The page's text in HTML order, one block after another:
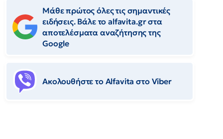
Μάθε πρώτος όλες τις σημαντικές
ειδήσεις. Βάλε το alfavita.gr στα
αποτελέσματα αναζήτησης της
Google
Ακολουθήστε το Αlfavita στο Viber